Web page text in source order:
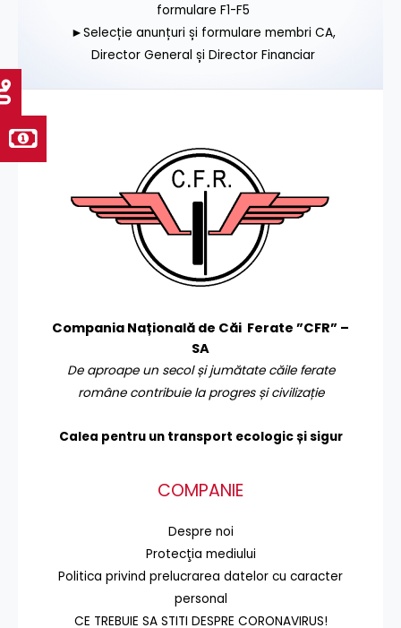
formulare F1-F5
►Selecție anunțuri și formulare membri CA,
Director General și Director Financiar
Compania Națională de Căi Ferate ”CFR” –
SA
De aproape un secol și jumătate căile ferate
române contribuie la progres și civilizație
Calea pentru un transport ecologic și sigur
COMPANIE
Despre noi
Protecţia mediului
Politica privind prelucrarea datelor cu caracter
personal
CE TREBUIE SA STITI DESPRE CORONAVIRUS!